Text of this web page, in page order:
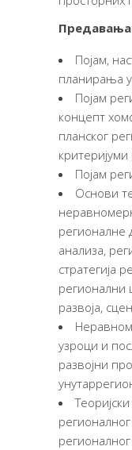
Предавања
Појам,
планирања
Појам
концепт
планског
Појам
Основи
регионалне
анализа,
стратегија
регионални
развоја,
узроци и
развојни
регионалног